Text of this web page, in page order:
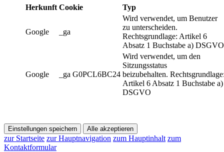
Herkunft Cookie Typ
Google _ga
Wird verwendet, um Benutzer
zu unterscheiden.
Rechtsgrundlage: Artikel 6
Absatz 1 Buchstabe a) DSGVO
Google _ga G0PCL6BC24
Wird verwendet, um den
Sitzungsstatus
beizubehalten.
Artikel 6 Absatz 1 Buchstabe a)
DSGVO
Einstellungen speichern Alle akzeptieren
zur Startseite zur Hauptnavigation zum Hauptinhalt zum
Kontaktformular